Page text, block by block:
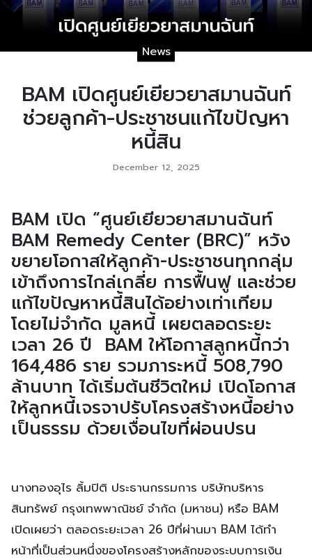
News
BAM เปิดศูนย์เยียวยาสมานฉันท์
ช่วยลูกค้า-ประชาชนแก้ไขปัญหา
หนี้สิน
December 12, 2025
BAM เปิด “ศูนย์เยียวยาสมานฉันท์
BAM Remedy Center (BRC)” หวัง
ขยายโอกาสให้ลูกค้า-ประชาชนทุกกลุ่ม
เข้าถึงการไกล่เกลี่ย การฟื้นฟู และช่วย
แก้ไขปัญหาหนี้สินได้อย่างเท่าเทียม
โดยไม่จำกัด มูลหนี้ เผยตลอดระยะ
เวลา 26 ปี BAM ให้โอกาสลูกหนี้กว่า
164,486 ราย รวมภาระหนี้ 508,790
ล้านบาท ได้เริ่มต้นชีวิตใหม่ เปิดโอกาส
ให้ลูกหนี้เจรจาปรับโครงสร้างหนี้อย่าง
เป็นธรรม ด้วยเงื่อนไขที่ผ่อนปรน
นางทองอุไร ลิ้มปิติ ประธานกรรมการ บริษัทบริหาร
สินทรัพย์ กรุงเทพพาณิชย์ จำกัด (มหาชน) หรือ BAM
เปิดเผยว่า ตลอดระยะเวลา 26 ปีที่ผ่านมา BAM ได้ทำ
หน้าที่เป็นส่วนหนึ่งของโครงสร้างหลักของระบบการเงิน